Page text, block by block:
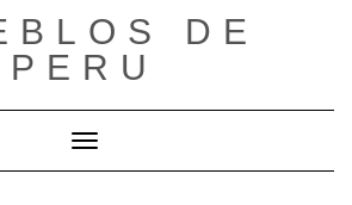
DE
PERU
Cambiar modo de navegación